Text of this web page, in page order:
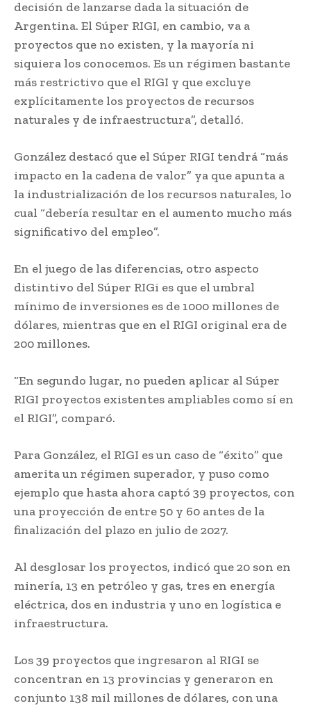
decisión de lanzarse dada la situación de
Argentina. El Súper RIGI, en cambio, va a
proyectos que no existen, y la mayoría ni
siquiera los conocemos. Es un régimen bastante
más restrictivo que el RIGI y que excluye
explícitamente los proyectos de recursos
naturales y de infraestructura”, detalló.
González destacó que el Súper RIGI tendrá “más
impacto en la cadena de valor” ya que apunta a
la industrialización de los recursos naturales, lo
cual “debería resultar en el aumento mucho más
significativo del empleo”.
En el juego de las diferencias, otro aspecto
distintivo del Súper RIGi es que el umbral
mínimo de inversiones es de 1000 millones de
dólares, mientras que en el RIGI original era de
200 millones.
“En segundo lugar, no pueden aplicar al Súper
RIGI proyectos existentes ampliables como sí en
el RIGI”, comparó.
Para González, el RIGI es un caso de “éxito” que
amerita un régimen superador, y puso como
ejemplo que hasta ahora captó 39 proyectos, con
una proyección de entre 50 y 60 antes de la
finalización del plazo en julio de 2027.
Al desglosar los proyectos, indicó que 20 son en
minería, 13 en petróleo y gas, tres en energía
eléctrica, dos en industria y uno en logística e
infraestructura.
Los 39 proyectos que ingresaron al RIGI se
concentran en 13 provincias y generaron en
conjunto 138 mil millones de dólares, con una